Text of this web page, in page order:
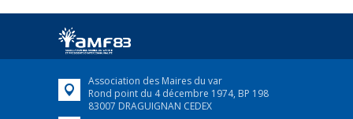
Afin d’accompagner au mieux les réfugiés
FEUILLETER
Association des Maires du var
Rond point du 4 décembre 1974, BP 198
83007 DRAGUIGNAN CEDEX